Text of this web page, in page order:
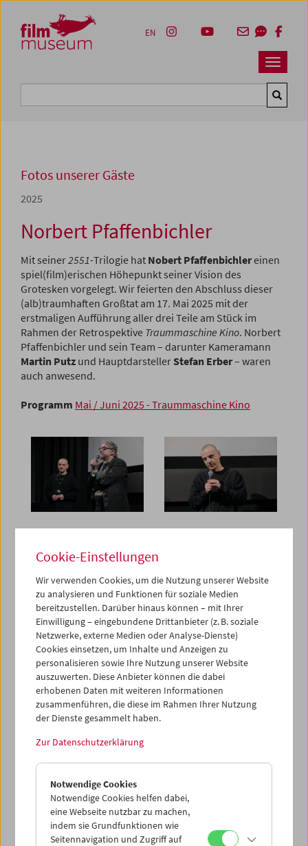
Zum Inhalt
Zum Hauptmenü
Zur Servicenavigation
Zum Suche
Navbar
EN
Fotos unserer Gäste
2025
Norbert Pfaffenbichler
Mit seiner2551-Trilogie hat Nobert Pfaffenbichlereinen
spiel(film)erischen Höhepunkt seiner Vision des
Grotesken vorgelegt. Wir feierten den Abschluss dieser
(alb)traumhaften Großtat am 17. Mai 2025 mit der
erstmaligen Aufführung aller drei Teile am Stück im
Rahmen der Retrospektive Traummaschine Kino. Norbert
Pfaffenbichler und sein Team – darunter Kameramann
Martin Putz und HauptdarstellerStefan Erber– waren
auch anwesend.
Programm Mai / Juni 2025 - Traummaschine Kino
Cookie-Einstellungen
Wir verwenden Cookies, um die Nutzung unserer Website
zu analysieren und Funktionen für soziale Medien
bereitzustellen. Darüber hinaus können – mit Ihrer
Einwilligung – eingebundene Drittanbieter (z. B. soziale
Netzwerke, externe Medien oder Analyse-Dienste)
Cookies einsetzen, um Inhalte und Anzeigen zu
personalisieren sowie Ihre Nutzung unserer Website
auszuwerten. Diese Anbieter können die dabei
erhobenen Daten mit weiteren Informationen
zusammenführen, die diese im Rahmen Ihrer Nutzung
der Dienste gesammelt haben.
Zur Datenschutzerklärung
Notwendige Cookies
Notwendige Cookies helfen dabei,
eine Webseite nutzbar zu machen,
indem sie Grundfunktionen wie
Seitennavigation und Zugriff auf